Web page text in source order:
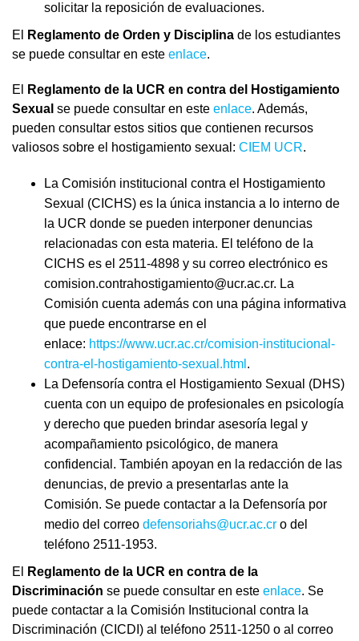
solicitar la reposición de evaluaciones.
El
Reglamento de Orden y Disciplina de los estudiantes
se puede consultar en este enlace.
El
Reglamento de la UCR en contra del Hostigamiento
Sexual se puede consultar en este enlace. Además,
pueden consultar estos sitios que contienen recursos
valiosos sobre el hostigamiento sexual: CIEM UCR.
La Comisión institucional contra el Hostigamiento
Sexual (CICHS) es la única instancia a lo interno de
la UCR donde se pueden interponer denuncias
relacionadas con esta materia. El teléfono de la
CICHS es el 2511-4898 y su correo electrónico es
comision.contrahostigamiento@ucr.ac.cr. La
Comisión cuenta además con una página informativa
que puede encontrarse en el
enlace: https://www.ucr.ac.cr/comision-institucional-
contra-el-hostigamiento-sexual.html .
La Defensoría contra el Hostigamiento Sexual (DHS)
cuenta con un equipo de profesionales en psicología
y derecho que pueden brindar asesoría legal y
acompañamiento psicológico, de manera
confidencial. También apoyan en la redacción de las
denuncias, de previo a presentarlas ante la
Comisión. Se puede contactar a la Defensoría por
medio del correo defensoriahs@ucr.ac.cr o del
teléfono 2511-1953.
El
Reglamento de la UCR en contra de la
Discriminación se puede consultar en este enlace. Se
puede contactar a la Comisión Institucional contra la
Discriminación (CICDI) al teléfono 2511-1250 o al correo